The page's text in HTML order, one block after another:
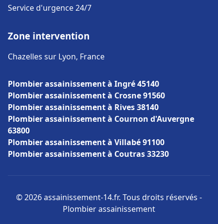
Service d'urgence 24/7
Zone intervention
Chazelles sur Lyon, France
Plombier assainissement à Ingré 45140
Plombier assainissement à Crosne 91560
Plombier assainissement à Rives 38140
Plombier assainissement à Cournon d'Auvergne
63800
Plombier assainissement à Villabé 91100
Plombier assainissement à Coutras 33230
© 2026 assainissement-14.fr. Tous droits réservés -
Plombier assainissement